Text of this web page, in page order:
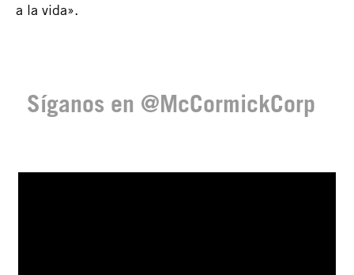
a la vida».
Síganos en @McCormickCorp